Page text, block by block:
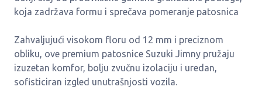
koja zadržava formu i sprečava pomeranje patosnica
Zahvaljujući visokom floru od 12 mm i preciznom
obliku, ove premium patosnice Suzuki Jimny pružaju
izuzetan komfor, bolju zvučnu izolaciju i uredan,
sofisticiran izgled unutrašnjosti vozila.